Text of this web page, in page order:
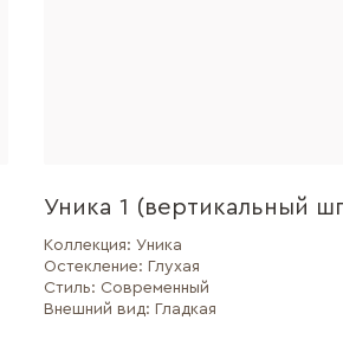
Уника 1 (вертикальный
Коллекция:Уника
Остекление: Глухая
Стиль: Современный
Внешний вид: Гладкая